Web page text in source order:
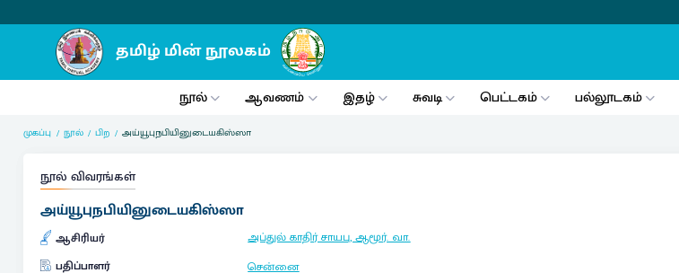
நூல் ஆவணம் இதழ் சுவடி பெட்டகம் பல்லூடகம்
முகப்பு நூல் பிற அய்யூபுநபியினுடையகிஸ்ஸா
நூல் விவரங்கள்
அய்யூபுநபியினுடையகிஸ்ஸா
ஆசிரியர்
அப்துல் காதிர் சாயபு, ஆமூர். வா.
பதிப்பாளர்
சென்னை